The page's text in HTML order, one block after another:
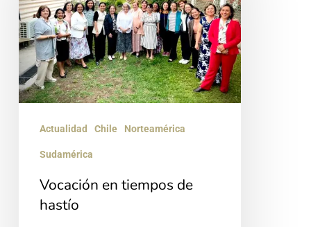
de
hastío
Actualidad Chile Norteamérica
Sudamérica
Vocación en tiempos de
hastío